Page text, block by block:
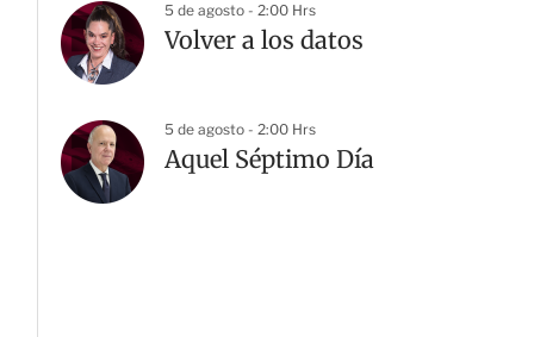
5 de agosto - 2:00 Hrs
Volver a los datos
5 de agosto - 2:00 Hrs
Aquel Séptimo Día